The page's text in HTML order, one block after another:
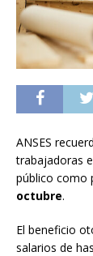
ANSES
trabajadoras
público como
octubre.
El beneficio
salarios de